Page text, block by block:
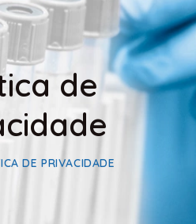
de
DE PRIVACIDADE